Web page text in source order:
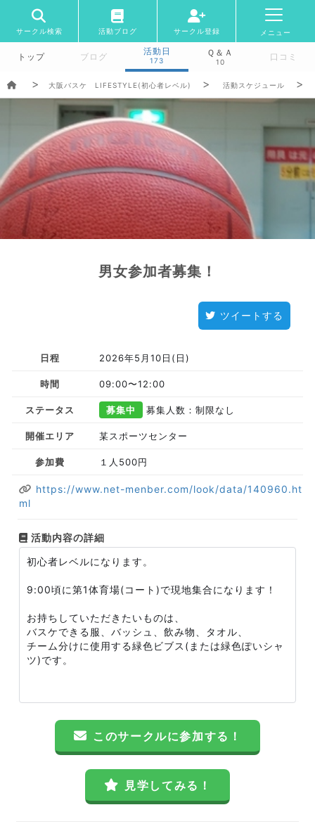
サークル検索 活動ブログ サークル登録 メニュー
トップ ブログ
活動日
173
Ｑ＆Ａ
10 口コミ
大阪バスケ LIFESTYLE(初心者レベル) 活動スケジュール
男女参加者募集！
ツイートする
日程 2026年5月10日(日)
時間 09:00〜12:00
ステータス 募集中 募集人数：制限なし
開催エリア 某スポーツセンター
参加費 １人500円
https://www.net-menber.com/look/data/140960.ht
ml
活動内容の詳細
初心者レベルになります。
9:00頃に第1体育場(コート)で現地集合になります！
お持ちしていただきたいものは、
バスケできる服、バッシュ、飲み物、タオル、
チーム分けに使用する緑色ビブス(または緑色ぽいシャ
ツ)です。
このサークルに参加する！
見学してみる！